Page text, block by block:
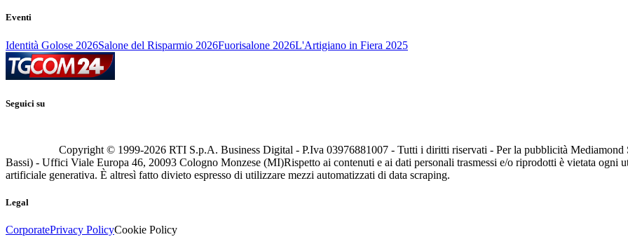
Eventi
Identità Golose 2026Salone del Risparmio 2026Fuorisalone 2026L'Artigiano in Fiera 2025
Seguici su
Copyright © 1999-2026 RTI S.p.A. Business Digital - P.Iva 03976881007 - Tutti i diritti riservati - Per la pubblicità
Bassi) - Uffici Viale Europa 46, 20093 Cologno Monzese (MI)Rispetto ai contenuti e ai dati personali trasmessi e/o riprodotti è vietata ogni
artificiale generativa. È altresì fatto divieto espresso di utilizzare mezzi automatizzati di data scraping.
Legal
CorporatePrivacy PolicyCookie Policy